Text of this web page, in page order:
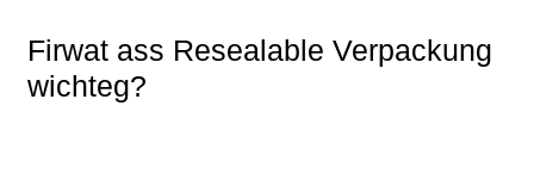
Firwat ass Resealable Verpackung
wichteg?